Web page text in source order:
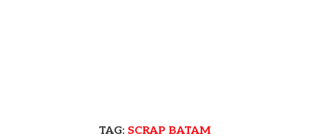
TAG: SCRAP BATAM